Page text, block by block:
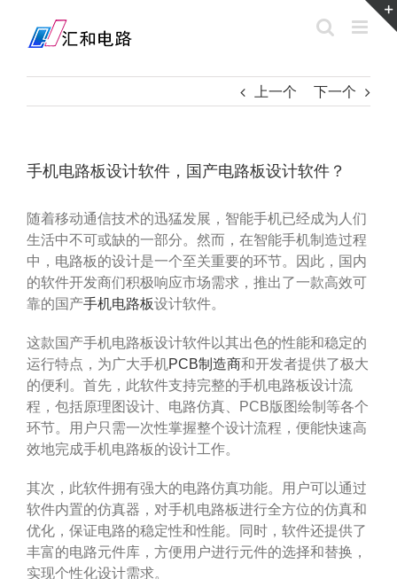
content
上一个 下一个
手机电路板设计软件，国产电路板设计软件？
随着移动通信技术的迅猛发展，智能手机已经成为人们
生活中不可或缺的一部分。然而，在智能手机制造过程
中，电路板的设计是一个至关重要的环节。因此，国内
的软件开发商们积极响应市场需求，推出了一款高效可
靠的国产手机电路板设计软件。
这款国产手机电路板设计软件以其出色的性能和稳定的
运行特点，为广大手机PCB制造商和开发者提供了极大
的便利。首先，此软件支持完整的手机电路板设计流
程，包括原理图设计、电路仿真、PCB版图绘制等各个
环节。用户只需一次性掌握整个设计流程，便能快速高
效地完成手机电路板的设计工作。
其次，此软件拥有强大的电路仿真功能。用户可以通过
软件内置的仿真器，对手机电路板进行全方位的仿真和
优化，保证电路的稳定性和性能。同时，软件还提供了
丰富的电路元件库，方便用户进行元件的选择和替换，
实现个性化设计需求。